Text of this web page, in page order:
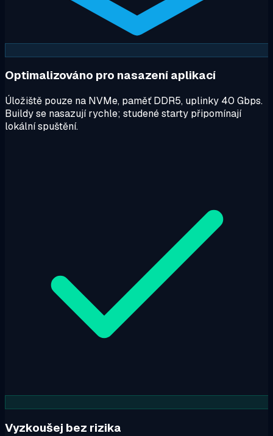
Optimalizováno pro nasazení aplikací
Úložiště pouze na NVMe, paměť DDR5, uplinky 40 Gbps.
Buildy se nasazují rychle; studené starty připomínají
lokální spuštění.
Vyzkoušej bez rizika